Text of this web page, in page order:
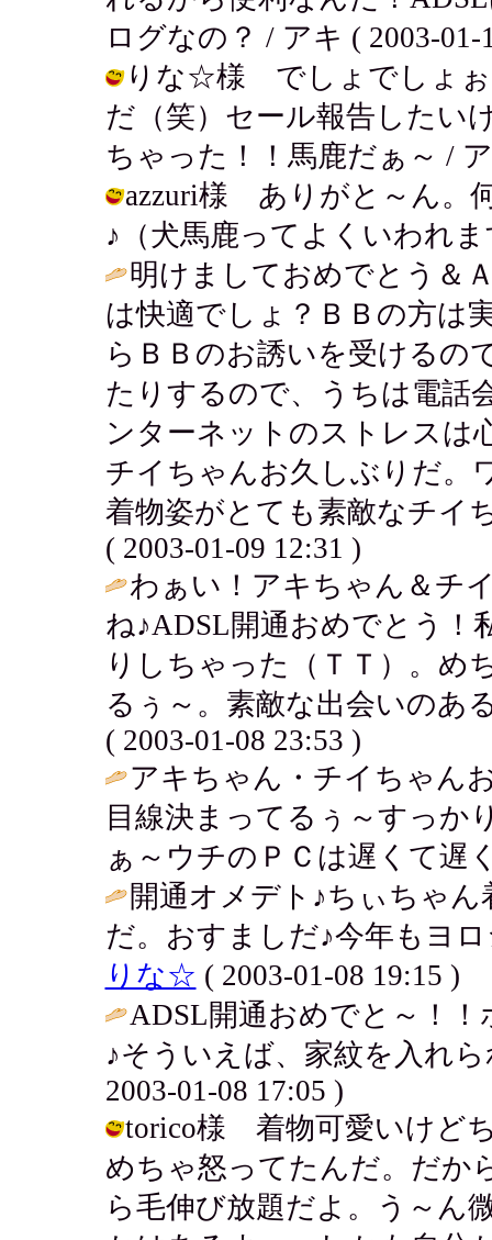
ログなの？ / アキ ( 2003-01-
りな☆様 でしょでしょぉ
だ（笑）セール報告したい
ちゃった！！馬鹿だぁ～ /
azzuri様 ありがと～ん。
♪（犬馬鹿ってよくいわれま
明けましておめでとう＆
は快適でしょ？ＢＢの方は
らＢＢのお誘いを受けるの
たりするので、うちは電話
ンターネットのストレスは
チイちゃんお久しぶりだ。
着物姿がとても素敵なチイ
( 2003-01-09 12:31 )
わぁい！アキちゃん＆チ
ね♪ADSL開通おめでとう！
りしちゃった（ＴＴ）。め
るぅ～。素敵な出会いのあ
( 2003-01-08 23:53 )
アキちゃん・チイちゃん
目線決まってるぅ～すっか
ぁ～ウチのＰＣは遅くて遅
開通オメデト♪ちぃちゃ
だ。おすましだ♪今年もヨ
りな☆ ( 2003-01-08 19:15 )
ADSL開通おめでと～！
♪そういえば、家紋を入れ
2003-01-08 17:05 )
torico様 着物可愛いけど
めちゃ怒ってたんだ。だか
ら毛伸び放題だよ。う～ん